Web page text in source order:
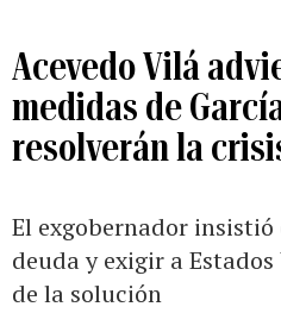
Acevedo Vilá
medidas de
resolverán la
El exgobernador
deuda y exigir a
de la solución